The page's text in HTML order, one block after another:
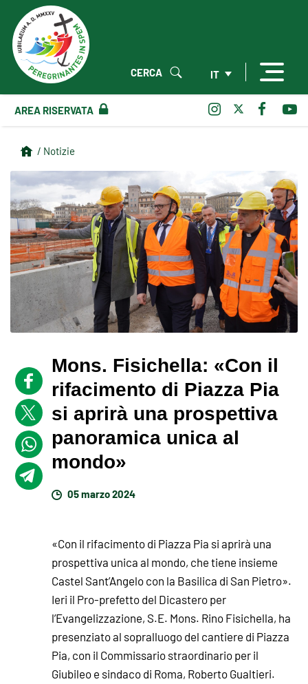
IT
CERCA
AREA RISERVATA
/ Notizie
Mons. Fisichella: «Con il
rifacimento di Piazza Pia
si aprirà una prospettiva
panoramica unica al
mondo»
05 marzo 2024
«Con il rifacimento di Piazza Pia si aprirà una
prospettiva unica al mondo, che tiene insieme
Castel Sant’Angelo con la Basilica di San Pietro».
Ieri il Pro-prefetto del Dicastero per
l’Evangelizzazione, S.E. Mons. Rino Fisichella, ha
presenziato al sopralluogo del cantiere di Piazza
Pia, con il Commissario straordinario per il
Giubileo e sindaco di Roma, Roberto Gualtieri.